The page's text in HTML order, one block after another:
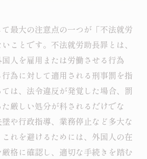
最大の注意点の一つが「不法就労
ことです。不法就労助長罪とは、
人を雇用または労働させる行為
為に対して適用される刑事罰を指
は、法令違反が発覚した場合、罰
厳しい処分が科されるだけでな
や行政指導、業務停止など多大な
れを避けるためには、外国人の在
格に確認し、適切な手続きを踏む